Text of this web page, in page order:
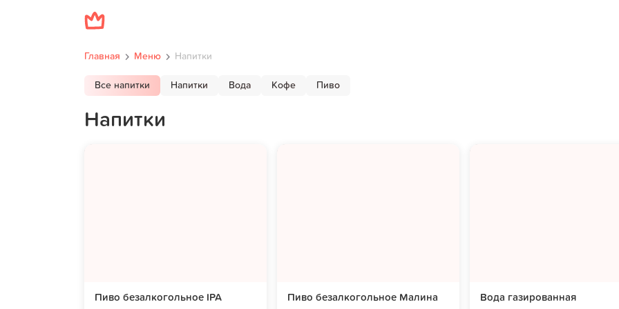
Главная Меню Напитки
Все напитки Напитки Вода Кофе Пиво
Напитки
Пиво безалкогольное IPA Пиво безалкогольное Малина Вода газированная